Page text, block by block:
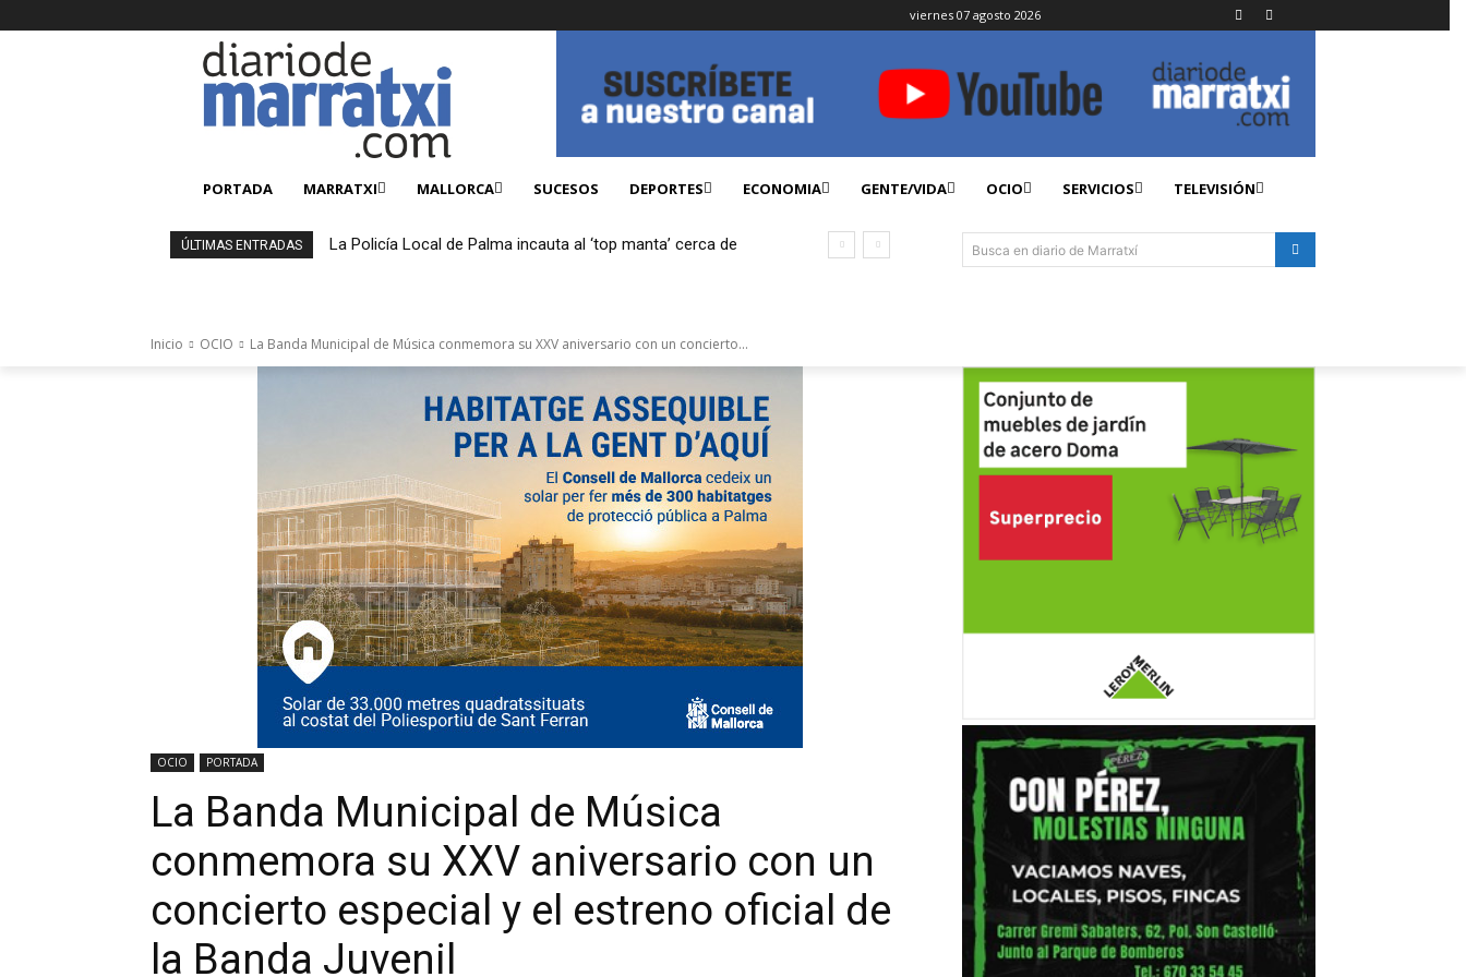
viernes 07 agosto 2026
PORTADA MARRATXI MALLORCA SUCESOS DEPORTES ECONOMIA GENTE/VIDA OCIO SERVICIOS TELEVISIÓN
ÚLTIMAS ENTRADAS
La Policía Local de Palma incauta al ‘top manta’ cerca de
Busca en diario de Marratxí
Inicio OCIO La Banda Municipal de Música conmemora su XXV aniversario con un concierto...
OCIO PORTADA
La Banda Municipal de Música
conmemora su XXV aniversario con un
concierto especial y el estreno oficial de
la Banda Juvenil